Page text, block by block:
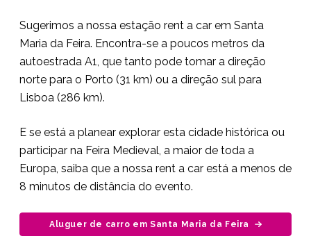
Sugerimos a nossa estação rent a car em Santa
Maria da Feira. Encontra-se a poucos metros da
autoestrada A1, que tanto pode tomar a direção
norte para o Porto (31 km) ou a direção sul para
Lisboa (286 km).
E se está a planear explorar esta cidade histórica ou
participar na Feira Medieval, a maior de toda a
Europa, saiba que a nossa rent a car está a menos de
8 minutos de distância do evento.
Aluguer de carro em Santa Maria da Feira